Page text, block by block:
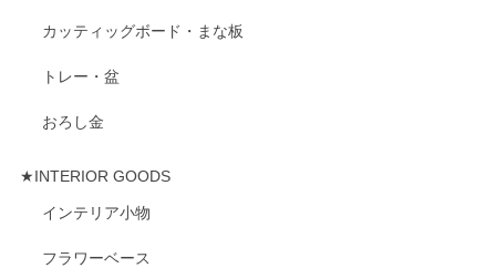
カッティッグボード・まな板
トレー・盆
おろし金
★INTERIOR GOODS
インテリア小物
フラワーベース